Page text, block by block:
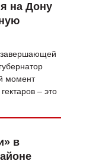
ЕДЫ
на Дону
момент
– это
в